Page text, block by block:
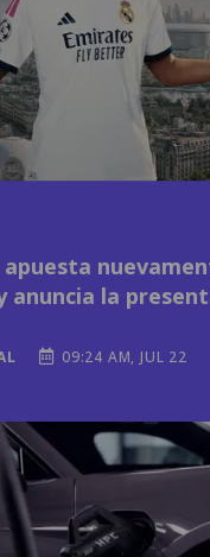
apuesta
anuncia la
09:24 AM, JUL 22